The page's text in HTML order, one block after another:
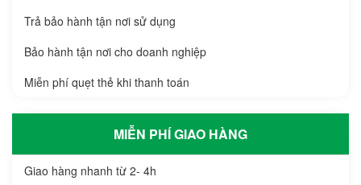
Trả bảo hành tận nơi sử dụng
Bảo hành tận nơi cho doanh nghiệp
Miễn phí quẹt thẻ khi thanh toán
MIỄN PHÍ GIAO HÀNG
Giao hàng nhanh từ 2- 4h